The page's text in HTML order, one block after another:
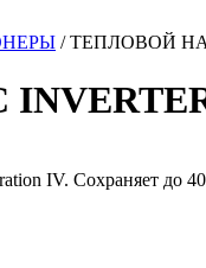
/ ТЕПЛОВОЙ
IV. Сохраняет до